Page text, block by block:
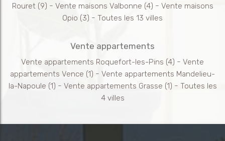
Rouret(9) - Vente maisons Valbonne (4) - Vente maisons
Opio (3) - Toutes les 13 villes
Vente appartements
Vente appartements Roquefort-les-Pins (4) - Vente
appartements Vence (1) - Vente appartements Mandelieu-
la-Napoule (1) - Vente appartements Grasse (1) - Toutes les
4 villes